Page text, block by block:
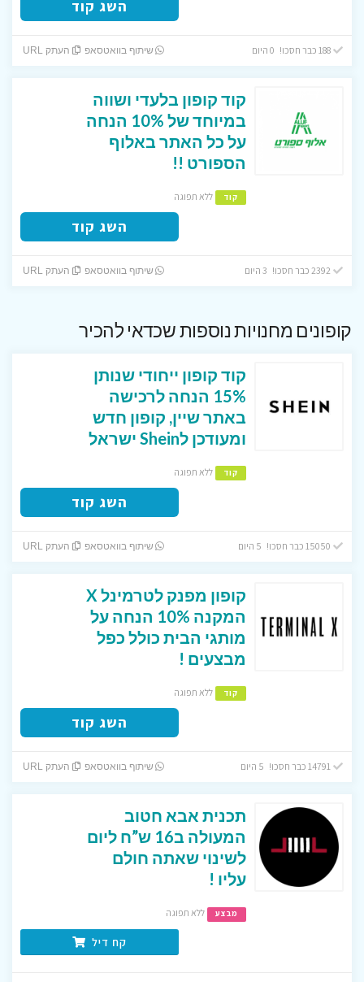
השג קוד
188 כבר חסכו! 0 היום שיתוף בוואטסאפ העתק URL
קוד קופון בלעדי ושווה
במיוחד של 10% הנחה
על כל האתר באלוף
הספורט !!
קוד ללא תפוגה
השג קוד
שיתוף בוואטסאפ העתק URL
קופונים מחנויות נוספות שכדאי להכיר
קוד קופון ייחודי שנותן
15% הנחה לרכישה
באתר שיין, קופון חדש
ומעודכן לShein ישראל
קוד ללא תפוגה
השג קוד
שיתוף בוואטסאפ העתק URL
קופון מפנק לטרמינל X
המקנה 10% הנחה על
מותגי הבית כולל כפל
מבצעים !
קוד ללא תפוגה
השג קוד
שיתוף בוואטסאפ העתק URL
תכנית אבא חטוב
המעולה ב16 ש”ח ליום
לשינוי שאתה חולם
עליו !
מבצע ללא תפוגה
קח דיל